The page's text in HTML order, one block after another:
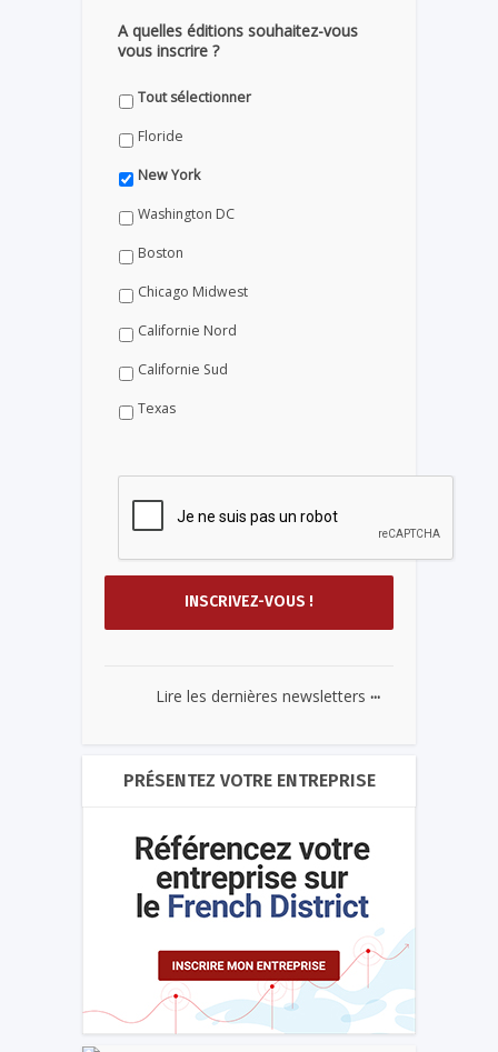
A quelles éditions souhaitez-vous
vous inscrire ?
Tout sélectionner
Floride
New York
Washington DC
Boston
Chicago Midwest
Californie Nord
Californie Sud
Texas
Lire les dernières newsletters ...
PRÉSENTEZ VOTRE ENTREPRISE